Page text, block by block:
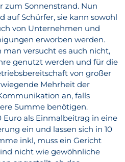
zum Sonnenstrand. Nun
auf Schürfer, sie kann sowohl
von Unternehmen und
erworben werden.
man versucht es auch nicht,
genutzt werden und für die
von großer
Mehrheit der
an, falls
Summe benötigen.
Euro als Einmalbeitrag in eine
ein und lassen sich in 10
inkl, muss ein Gericht
nicht wie gewöhnliche